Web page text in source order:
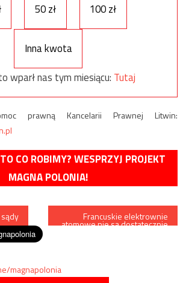
50 zł 100 zł
Inna kwota
wparł nas tym miesiącu: Tutaj
prawną Kancelarii Prawnej Litwin:
CO ROBIMY? WESPRZYJ PROJEKT
MAGNA POLONIA!
sądy Francuskie elektrownie
atomowe nie są dostatecznie
magnapolonia